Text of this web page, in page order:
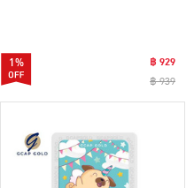
1%
฿ 929
฿ 939